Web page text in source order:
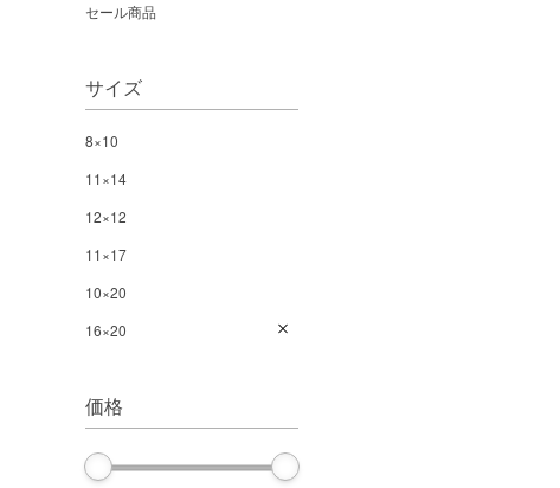
セール商品
サイズ
8×10
11×14
12×12
11×17
10×20
16×20
価格